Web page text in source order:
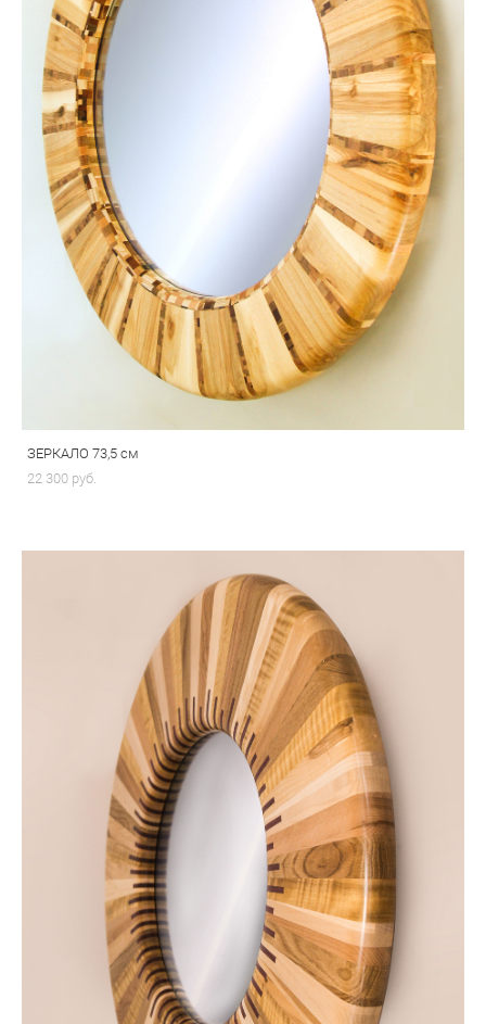
ЗЕРКАЛО 73,5 см
22 300 pуб.